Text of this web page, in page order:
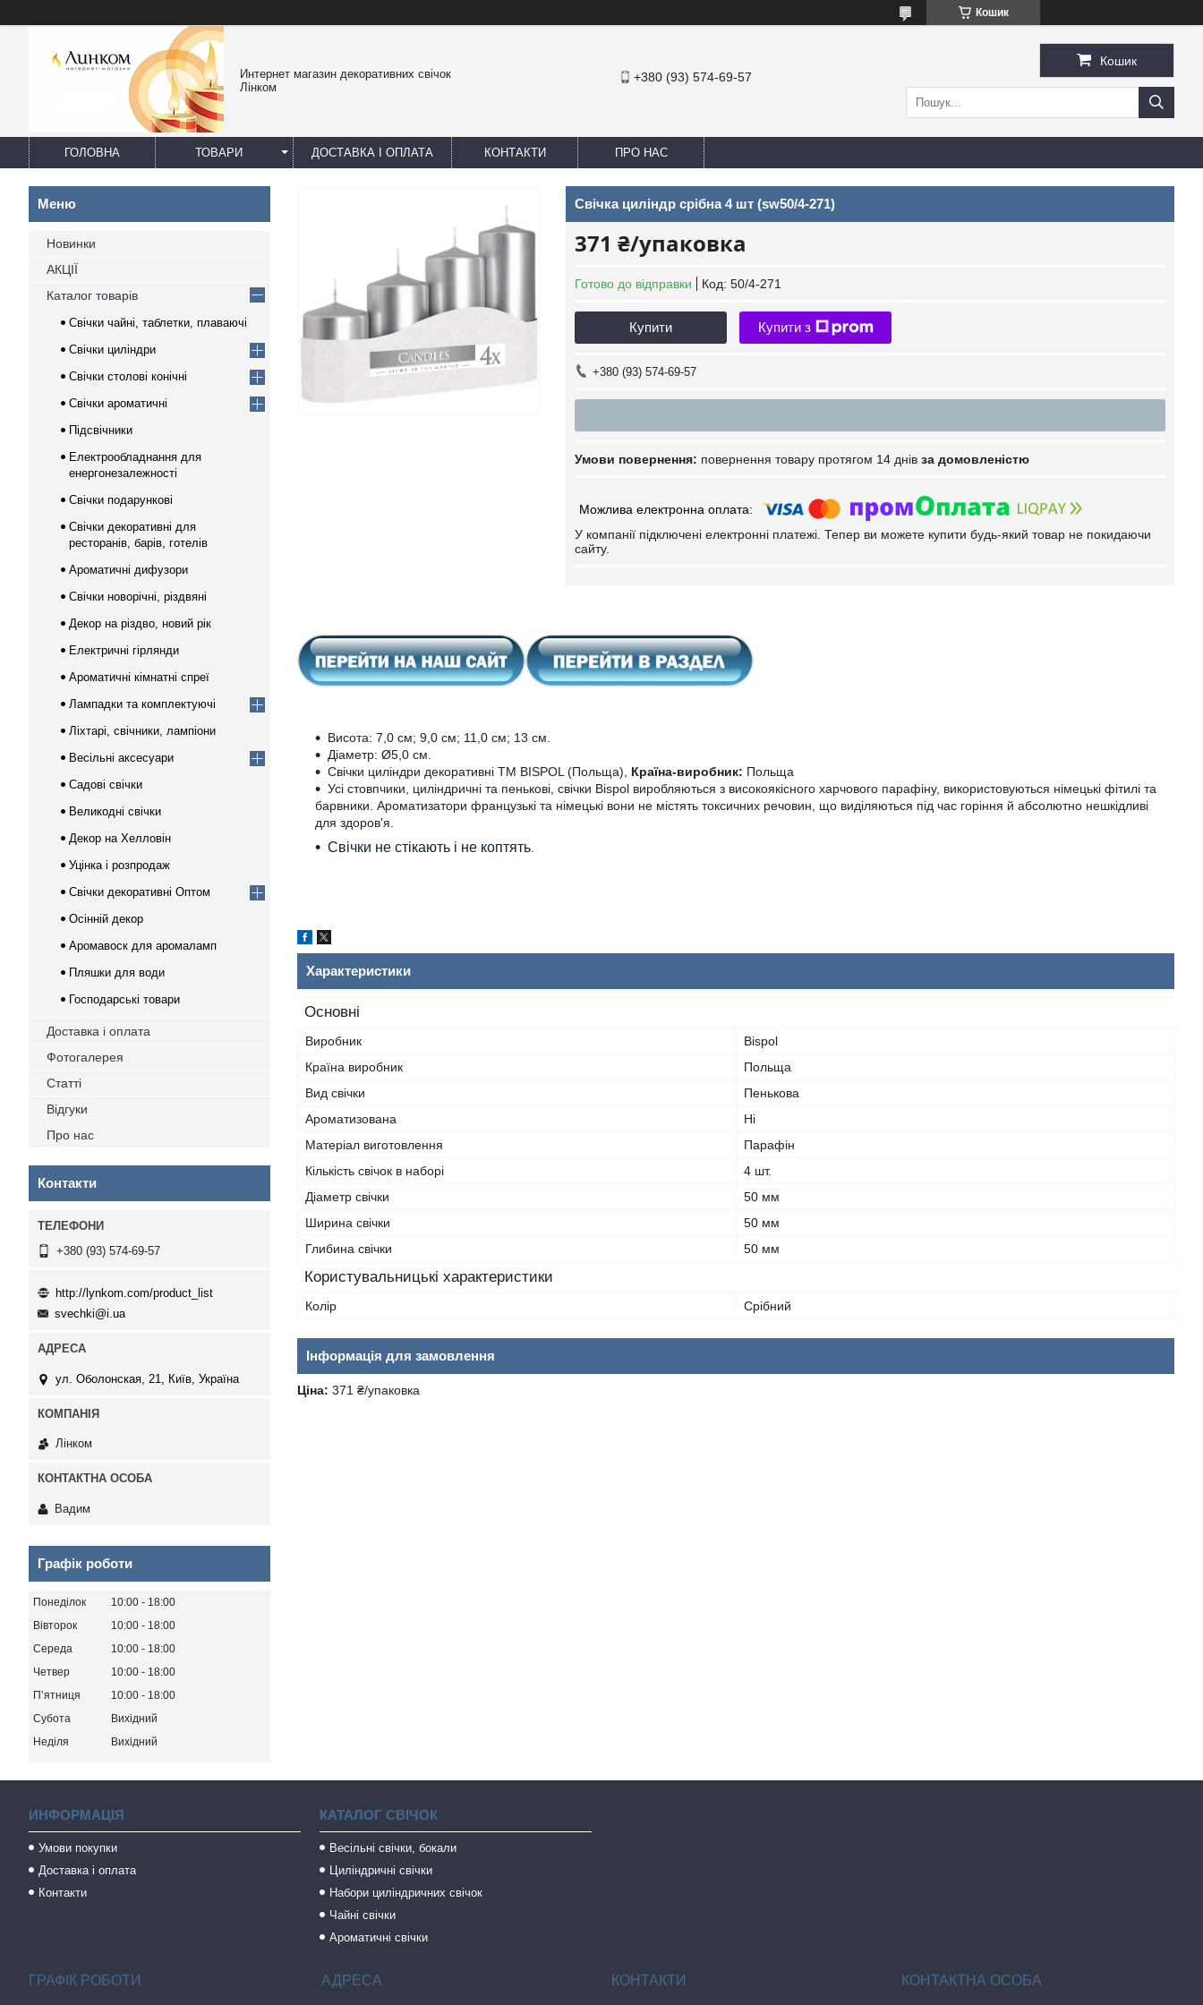
Кошик
Интернет магазин декоративних свічок
Лінком
+380 (93) 574-69-57
Кошик
ГОЛОВНА ТОВАРИ ДОСТАВКА І ОПЛАТА КОНТАКТИ ПРО НАС
Свічка циліндр срібна 4 шт (sw50/4-271)
371 ₴/упаковка
Готово до відправки Код: 50/4-271
Купити Купити з
+380 (93) 574-69-57
повернення товару протягом 14 днів за домовленістю
У компанії підключені електронні платежі. Тепер ви можете купити будь-який товар не покидаючи
сайту.
Висота: 7,0 см; 9,0 см; 11,0 см; 13 см.
Діаметр: Ø5,0 см.
Свічки циліндри декоративні ТМ BISPOL (Польща), Країна-виробник: Польща
Усі стовпчики, циліндричні та пенькові, свічки Bispol виробляються з високоякісного харчового парафіну, використовуються німецькі фітилі та
барвники. Ароматизатори французькі та німецькі вони не містять токсичних речовин, що виділяються під час горіння й абсолютно нешкідливі
для здоров'я.
Свічки не стікають і не коптять
Характеристики
Основні
Виробник
Bispol
Країна виробник
Польща
Вид свічки
Пенькова
Ароматизована
Ні
Матеріал виготовлення
Парафін
Кількість свічок в наборі
4 шт.
Діаметр свічки
50 мм
Ширина свічки
50 мм
Глибина свічки
50 мм
Користувальницькі характеристики
Колір Срібний
Інформація для замовлення
Ціна: 371 ₴/упаковка
Новинки
АКЦІЇ
Каталог товарів
Свічки чайні, таблетки, плаваючі
Свічки циліндри
Свічки столові конічні
Свічки ароматичні
Підсвічники
Електрообладнання для
енергонезалежності
Свічки подарункові
Свічки декоративні для
ресторанів, барів, готелів
Ароматичні дифузори
Свічки новорічні, різдвяні
Декор на різдво, новий рік
Електричні гірлянди
Ароматичні кімнатні спреї
Лампадки та комплектуючі
Ліхтарі, свічники, лампіони
Весільні аксесуари
Садові свічки
Великодні свічки
Декор на Хелловін
Уцінка і розпродаж
Свічки декоративні Оптом
Осінній декор
Аромавоск для аромаламп
Пляшки для води
Господарські товари
Доставка і оплата
Фотогалерея
Статті
Відгуки
Про нас
Контакти
+380 (93) 574-69-57
http://lynkom.com/product_list
svechki@i.ua
ул. Оболонская, 21, Київ, Україна
Лінком
Вадим
Графік роботи
Понеділок 10:00
18:00
Вівторок
10:00
18:00
Середа
10:00
18:00
Четвер
10:00
18:00
Пʼятниця
10:00
18:00
Субота
Вихідний
Неділя
Вихідний
ИНФОРМАЦІЯ
Умови покупки
Доставка і оплата
Контакти
КАТАЛОГ СВІЧОК
Весільні свічки, бокали
Циліндричні свічки
Набори циліндричних свічок
Чайні свічки
Ароматичні свічки
ГРАФІК РОБОТИ